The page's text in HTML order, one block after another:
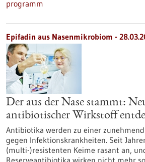
programm
Epifadin aus Nasenmikrobiom -
Der aus der Nase stammt:
antibiotischer Wirkstoff
Antibiotika werden zu einer
gegen Infektionskrankheiten. Seit
(multi-)resistenten Keime rasant an,
Reserveantibiotika wirken nicht mehr